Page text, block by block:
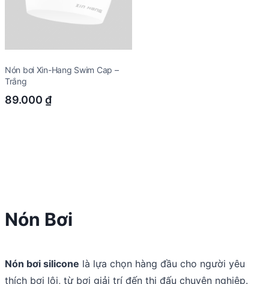
Nón bơi Xin-Hang Swim Cap –
Trắng
89.000 ₫
Nón Bơi
Nón bơi silicone là lựa chọn hàng đầu cho người yêu
thích bơi lội, từ bơi giải trí đến thi đấu chuyên nghiệp.